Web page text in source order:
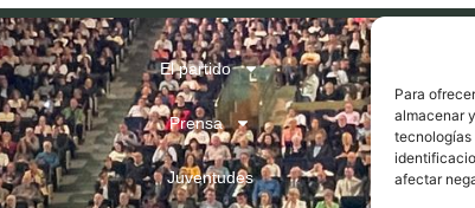
Para
almacenar
tecnologías
afectar
El partido
Prensa
Juventudes